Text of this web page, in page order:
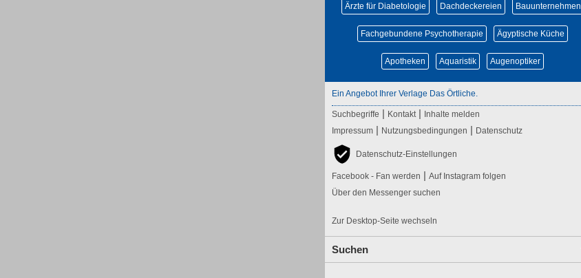
Ärzte für Diabetologie Dachdeckereien Bauunternehmen
Fachgebundene Psychotherapie Ägyptische Küche
Apotheken Aquaristik Augenoptiker
Ein Angebot Ihrer Verlage Das Örtliche.
Suchbegriffe | Kontakt | Inhalte melden
Impressum | Nutzungsbedingungen | Datenschutz
Datenschutz-Einstellungen
Facebook - Fan werden | Auf Instagram folgen
Über den Messenger suchen
Zur Desktop-Seite wechseln
Suchen